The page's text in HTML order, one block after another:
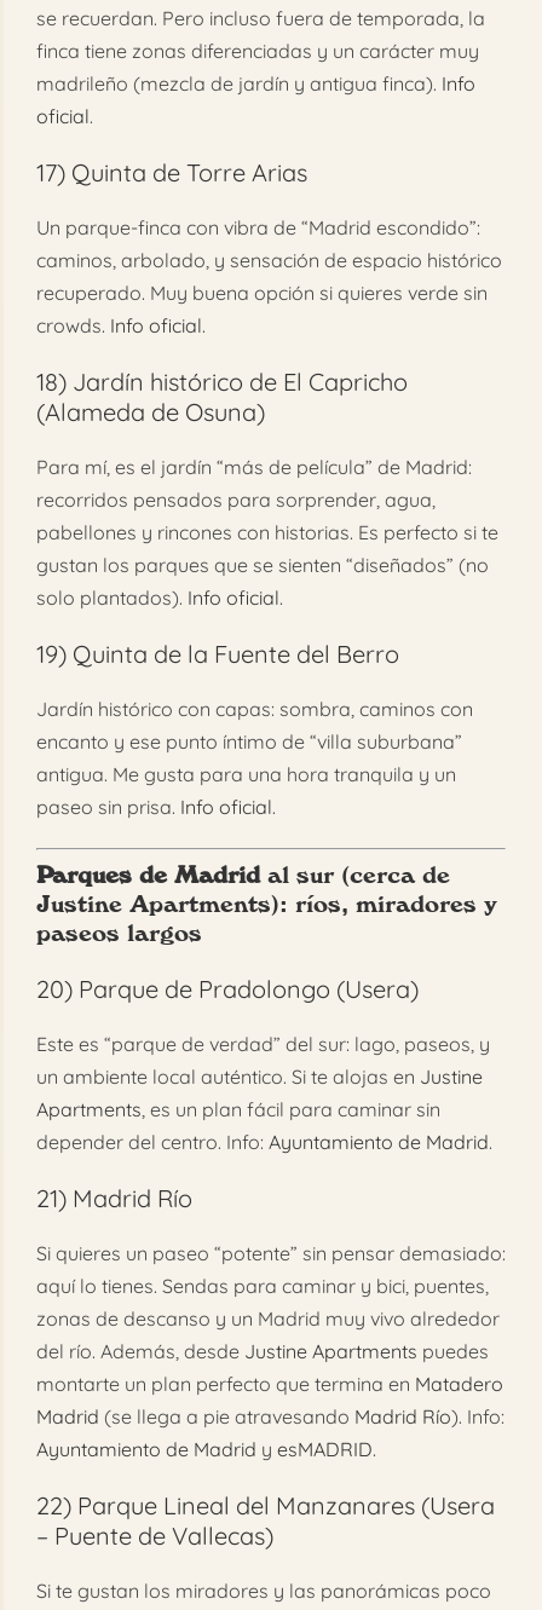
se recuerdan. Pero incluso fuera de temporada, la
finca tiene zonas diferenciadas y un carácter muy
madrileño (mezcla de jardín y antigua finca). Info
oficial.
17) Quinta de Torre Arias
Un parque-finca con vibra de “Madrid escondido”:
caminos, arbolado, y sensación de espacio histórico
recuperado. Muy buena opción si quieres verde sin
crowds. Info oficial.
18) Jardín histórico de El Capricho
(Alameda de Osuna)
Para mí, es el jardín “más de película” de Madrid:
recorridos pensados para sorprender, agua,
pabellones y rincones con historias. Es perfecto si te
gustan los parques que se sienten “diseñados” (no
solo plantados). Info oficial.
19) Quinta de la Fuente del Berro
Jardín histórico con capas: sombra, caminos con
encanto y ese punto íntimo de “villa suburbana”
antigua. Me gusta para una hora tranquila y un
paseo sin prisa. Info oficial.
Parques de Madridal sur (cerca de
Justine Apartments): ríos, miradores y
paseos largos
20) Parque de Pradolongo (Usera)
Este es “parque de verdad” del sur: lago, paseos, y
un ambiente local auténtico. Si te alojas en Justine
Apartments, es un plan fácil para caminar sin
depender del centro. Info: Ayuntamiento de Madrid.
21) Madrid Río
Si quieres un paseo “potente” sin pensar demasiado:
aquí lo tienes. Sendas para caminar y bici, puentes,
zonas de descanso y un Madrid muy vivo alrededor
del río. Además, desde Justine Apartments puedes
montarte un plan perfecto que termina en Matadero
Madrid (se llega a pie atravesando Madrid Río). Info:
Ayuntamiento de Madrid y esMADRID.
22) Parque Lineal del Manzanares (Usera
– Puente de Vallecas)
Si te gustan los miradores y las panorámicas poco